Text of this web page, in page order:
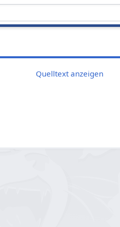
Quelltext anzeigen